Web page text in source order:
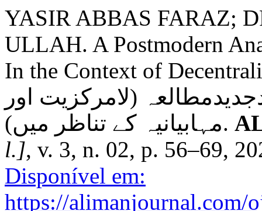
YASIR ABBAS FARAZ;
ULLAH. A Postmodern
In the Context of
(لامرکزیت اور
مہابیانیہ کے تناظر میں).
l.], v. 3, n. 02, p. 56–69,
Disponível em:
https://alimanjournal.com/